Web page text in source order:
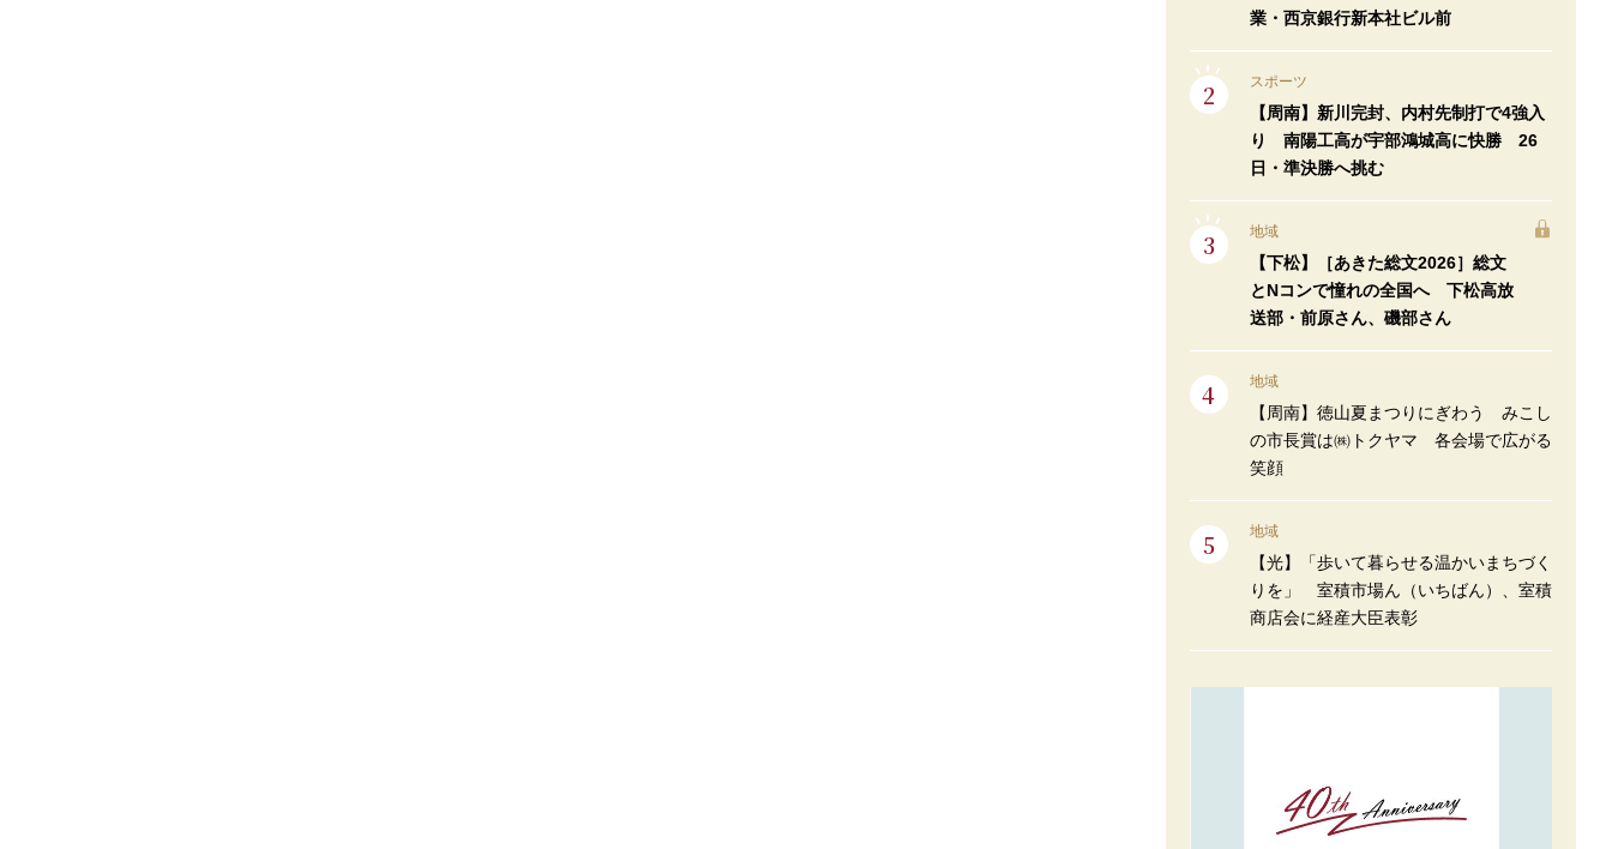
業・西京銀行新本社ビル前
スポーツ
【周南】新川完封、内村先制打で4強入
り 南陽工高が宇部鴻城高に快勝 26
日・準決勝へ挑む
地域
【下松】［あきた総文2026］総文
とNコンで憧れの全国へ 下松高放
送部・前原さん、磯部さん
地域
【周南】徳山夏まつりにぎわう みこし
の市長賞は㈱トクヤマ 各会場で広がる
笑顔
地域
【光】「歩いて暮らせる温かいまちづく
りを」 室積市場ん（いちばん）、室積
商店会に経産大臣表彰